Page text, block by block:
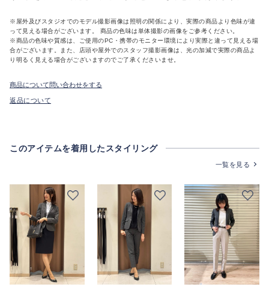
※屋外及びスタジオでのモデル撮影画像は照明の関係により、実際の商品より色味が違
って見える場合がございます。 商品の色味は単体撮影の画像をご参考ください。
※商品の色味や質感は、ご使用のPC・携帯のモニター環境により実際と違って見える場
合がございます。また、店頭や屋外でのスタッフ撮影画像は、光の加減で実際の商品よ
り明るく見える場合がございますのでご了承くださいませ。
商品について問い合わせをする
返品について
このアイテムを着用したスタイリング
一覧を見る